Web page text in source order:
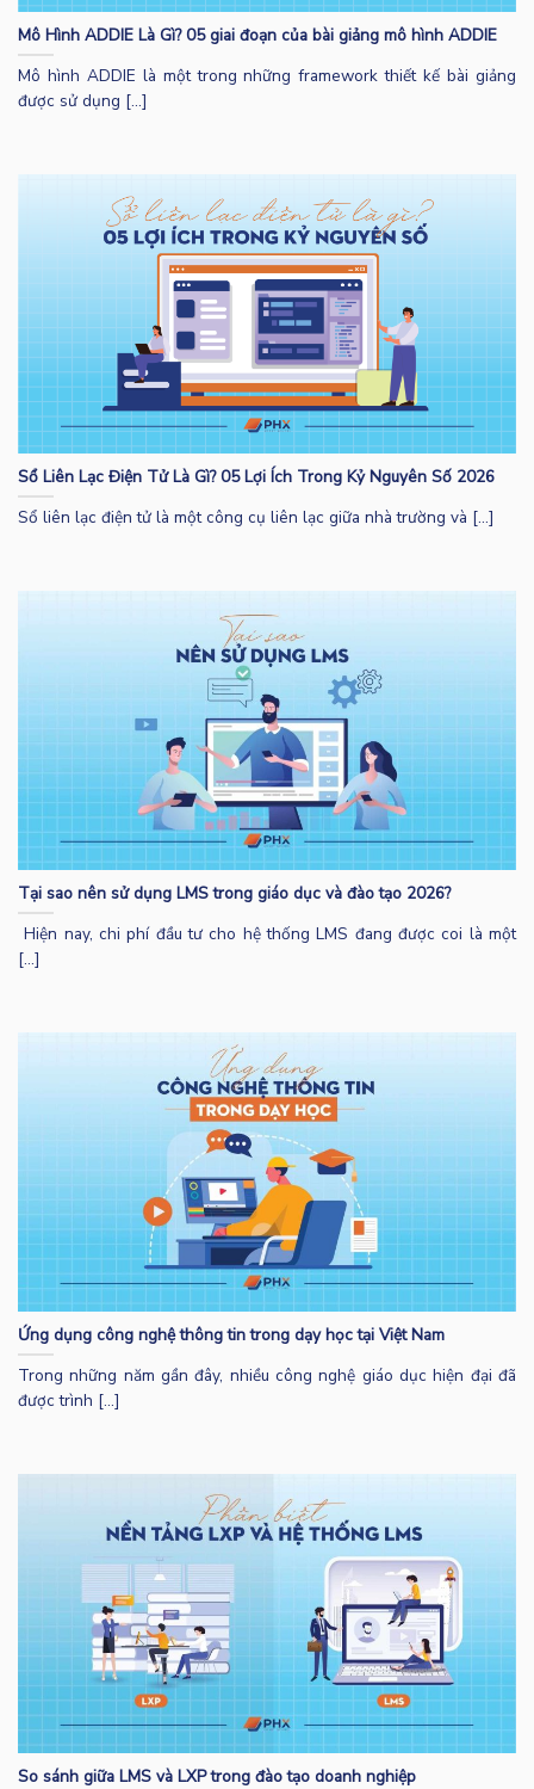
Mô Hình ADDIE Là Gì? 05 giai đoạn của bài giảng mô hình ADDIE
Mô hình ADDIE là một trong những framework thiết kế bài giảng
được sử dụng [...]
Sổ Liên Lạc Điện Tử Là Gì? 05 Lợi Ích Trong Kỷ Nguyên Số 2026
Sổ liên lạc điện tử là một công cụ liên lạc giữa nhà trường và [...]
Tại sao nên sử dụng LMS trong giáo dục và đào tạo 2026?
Hiện nay, chi phí đầu tư cho hệ thống LMS đang được coi là một
[...]
Ứng dụng công nghệ thông tin trong dạy học tại Việt Nam
Trong những năm gần đây, nhiều công nghệ giáo dục hiện đại đã
được trình [...]
So sánh giữa LMS và LXP trong đào tạo doanh nghiệp